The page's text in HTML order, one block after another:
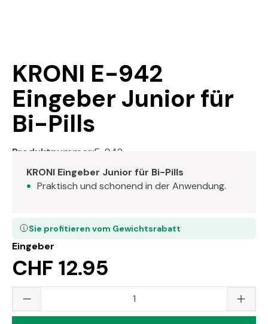
KRONI E-942
Eingeber Junior für
Bi-Pills
Produktnummer:E-942
KRONI Eingeber Junior für Bi-Pills
Praktisch und schonend in der Anwendung.
Eingeber
CHF 12.95
Sie profitieren vom Gewichtsrabatt
Produkt Anzahl: Gib den gewünschten